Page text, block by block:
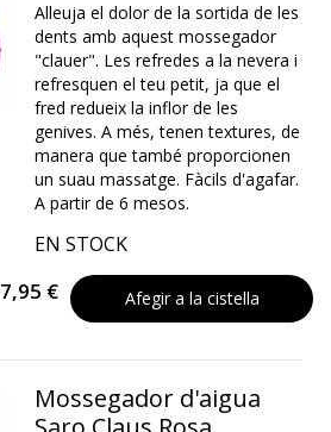
Alleuja el dolor de la sortida de les
dents amb aquest mossegador
"clauer". Les refredes a la nevera i
refresquen el teu petit, ja que el
fred redueix la inflor de les
genives. A més, tenen textures, de
manera que també proporcionen
un suau massatge. Fàcils d'agafar.
A partir de 6 mesos.
EN STOCK
7,95 € Afegir a la cistella
Mossegador d'aigua